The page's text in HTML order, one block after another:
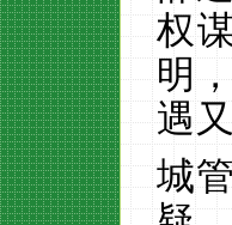
权
明
遇
城